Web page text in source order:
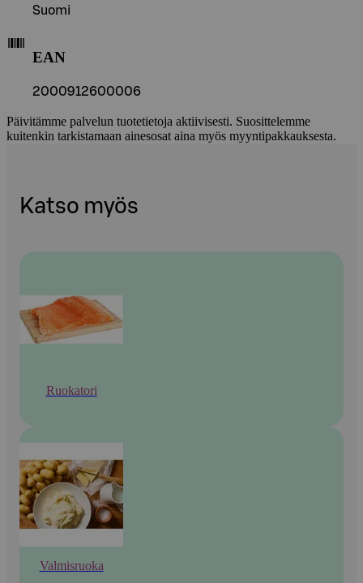
Suomi
EAN
2000912600006
Päivitämme palvelun tuotetietoja aktiivisesti. Suosittelemme
kuitenkin tarkistamaan ainesosat aina myös myyntipakkauksesta.
Katso myös
Ruokatori
Valmisruoka